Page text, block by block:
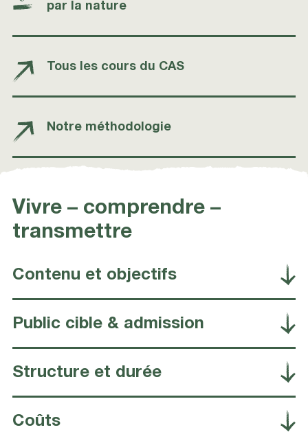
par la nature
Tous les cours du CAS
Notre méthodologie
Vivre – comprendre –
transmettre
Contenu et objectifs
Public cible & admission
Structure et durée
Coûts